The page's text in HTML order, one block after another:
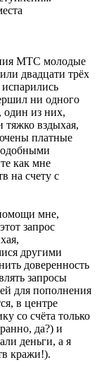
МТС молодые
двадцати трёх
ни одного
один из них,
тяжко вздыхая,
платные
как мне
на счету с
мне,
запрос
другими
доверенность
запросы
для пополнения
в центре
со счёта только
да?) и
деньги, а я
кражи!).